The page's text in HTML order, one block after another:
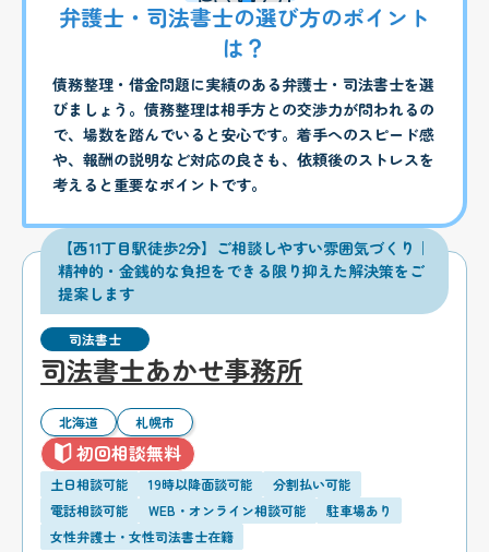
弁護士・司法書士の選び方のポイント
は？
債務整理・借金問題に実績のある弁護士・司法書士を選
びましょう。債務整理は相手方との交渉力が問われるの
で、場数を踏んでいると安心です。着手へのスピード感
や、報酬の説明など対応の良さも、依頼後のストレスを
考えると重要なポイントです。
【西11丁目駅徒歩2分】ご相談しやすい雰囲気づくり｜
精神的・金銭的な負担をできる限り抑えた解決策をご
提案します
司法書士
司法書士あかせ事務所
北海道 札幌市
初回相談無料
土日相談可能 19時以降面談可能
分割払い可能
電話相談可能
WEB・オンライン相談可能
駐車場あり
女性弁護士・女性司法書士在籍